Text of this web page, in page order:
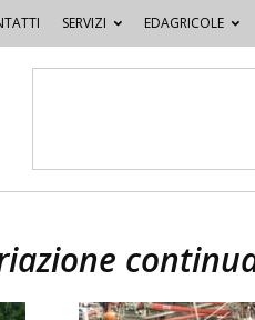
SERVIZI EDAGRICOLE